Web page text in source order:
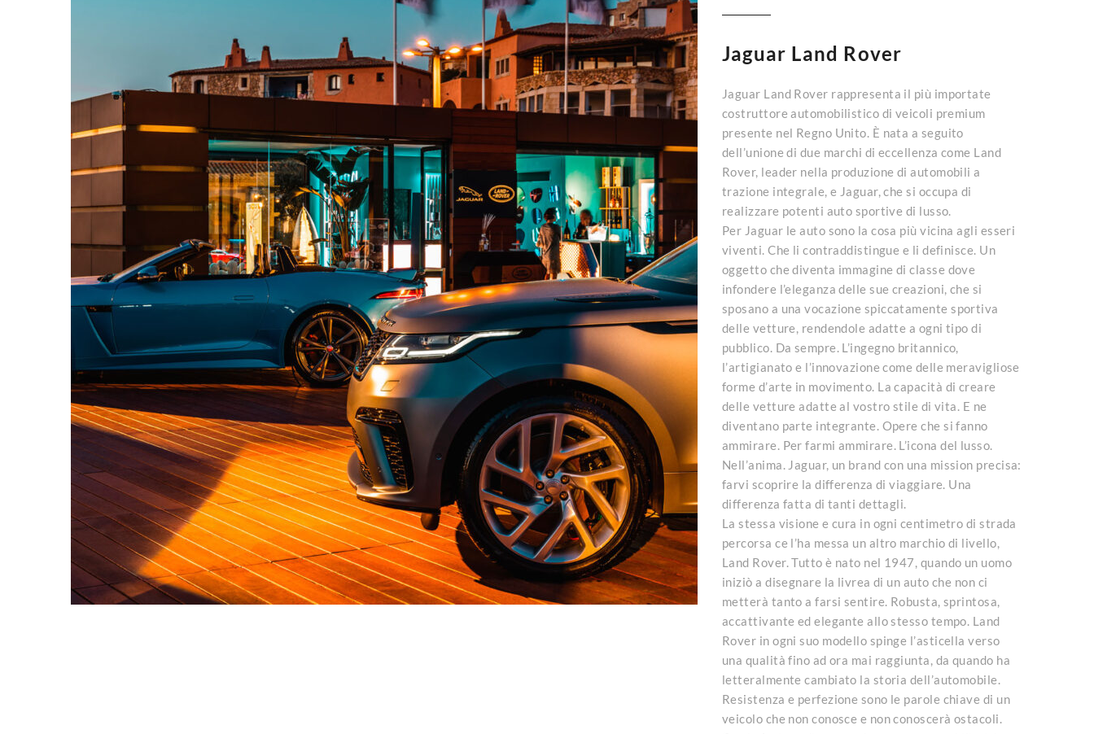
Jaguar Land Rover
Jaguar Land Rover rappresenta il più importate
costruttore automobilistico di veicoli premium
presente nel Regno Unito. È nata a seguito
dell’unione di due marchi di eccellenza come Land
Rover, leader nella produzione di automobili a
trazione integrale, e Jaguar, che si occupa di
realizzare potenti auto sportive di lusso.
Per Jaguar le auto sono la cosa più vicina agli esseri
viventi. Che li contraddistingue e li definisce. Un
oggetto che diventa immagine di classe dove
infondere l’eleganza delle sue creazioni, che si
sposano a una vocazione spiccatamente sportiva
delle vetture, rendendole adatte a ogni tipo di
pubblico. Da sempre. L’ingegno britannico,
l’artigianato e l’innovazione come delle meravigliose
forme d’arte in movimento. La capacità di creare
delle vetture adatte al vostro stile di vita. E ne
diventano parte integrante. Opere che si fanno
ammirare. Per farmi ammirare. L’icona del lusso.
Nell’anima. Jaguar, un brand con una mission precisa:
farvi scoprire la differenza di viaggiare. Una
differenza fatta di tanti dettagli.
La stessa visione e cura in ogni centimetro di strada
percorsa ce l’ha messa un altro marchio di livello,
Land Rover. Tutto è nato nel 1947, quando un uomo
iniziò a disegnare la livrea di un auto che non ci
metterà tanto a farsi sentire. Robusta, sprintosa,
accattivante ed elegante allo stesso tempo. Land
Rover in ogni suo modello spinge l’asticella verso
una qualità fino ad ora mai raggiunta, da quando ha
letteralmente cambiato la storia dell’automobile.
Resistenza e perfezione sono le parole chiave di un
veicolo che non conosce e non conoscerà ostacoli.